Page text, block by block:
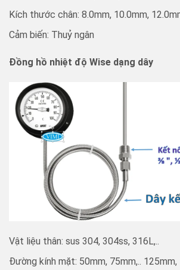
Kích thước chân: 8.0mm, 10.0mm,
Cảm biến: Thuỷ ngân
Đồng hồ nhiệt độ Wise dạng dây
Vật liệu thân: sus 304, 304ss, 316L,..
Đường kính mặt: 50mm, 75mm,.. 125mm,